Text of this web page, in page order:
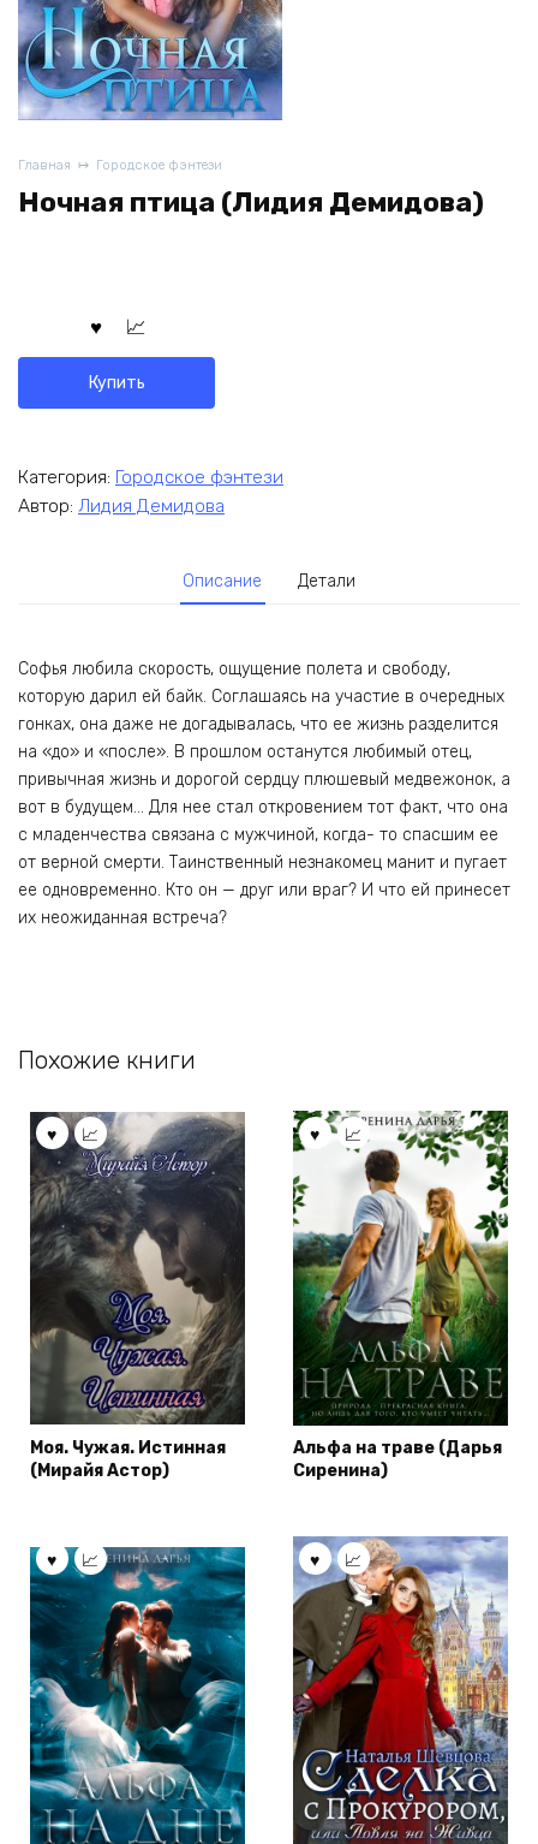
Главная Городское фэнтези
Ночная птица (Лидия Демидова)
Купить
Категория: Городское фэнтези
Автор: Лидия Демидова
Описание Детали
Софья любила скорость, ощущение полета и свободу,
которую дарил ей байк. Соглашаясь на участие в очередных
гонках, она даже не догадывалась, что ее жизнь разделится
на «до» и «после». В прошлом останутся любимый отец,
привычная жизнь и дорогой сердцу плюшевый медвежонок, а
вот в будущем… Для нее стал откровением тот факт, что она
с младенчества связана с мужчиной, когда- то спасшим ее
от верной смерти. Таинственный незнакомец манит и пугает
ее одновременно. Кто он — друг или враг? И что ей принесет
их неожиданная встреча?
Похожие книги
Моя. Чужая. Истинная
(Мирайя Астор)
Альфа на траве (Дарья
Сиренина)